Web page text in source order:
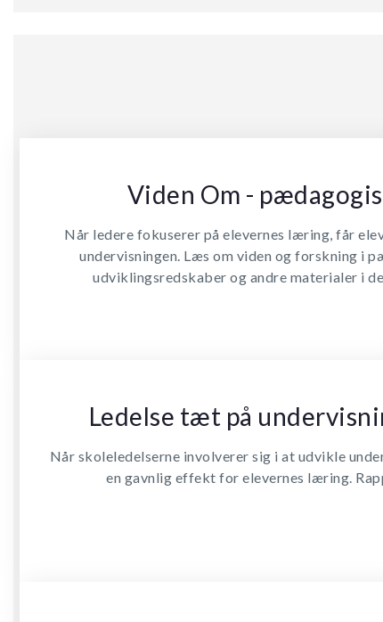
Viden Om -
Når ledere fokuserer på elevernes læring, får
undervisningen. Læs om viden og forskning i
udviklingsredskaber og andre materialer i
Ledelse tæt på
Når skoleledelserne involverer sig i at udvikle
en gavnlig effekt for elevernes læring.